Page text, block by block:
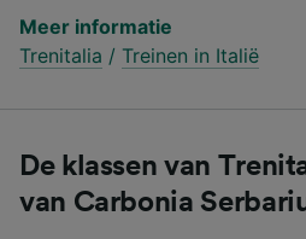
Meer informatie
Trenitalia / Treinen in Italië
De klassen van
van Carbonia